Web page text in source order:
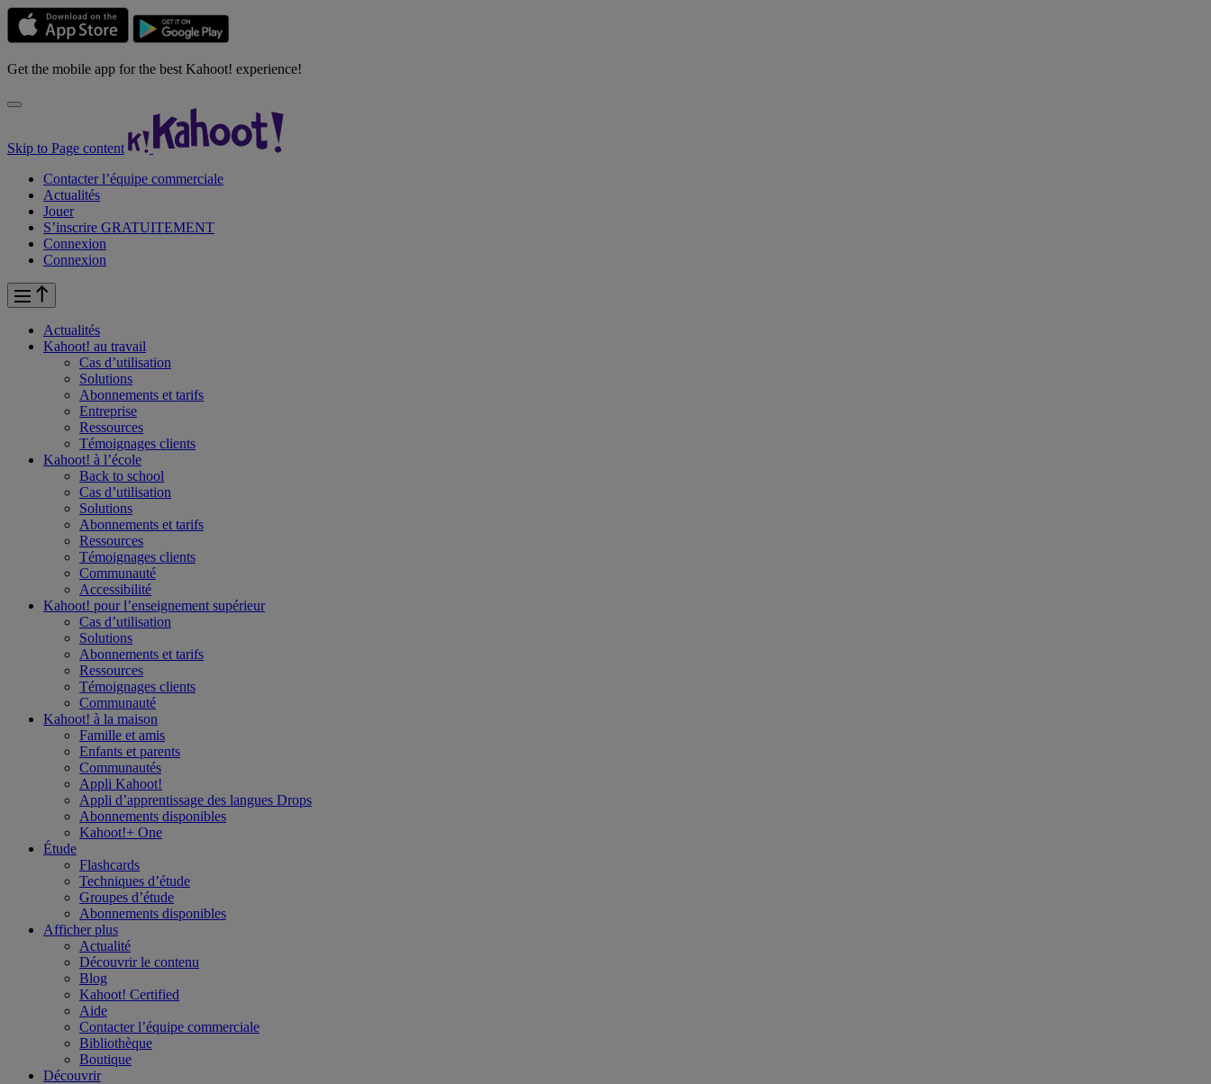
Get the mobile app for the best Kahoot! experience!
Skip to Page content
Contacter l’équipe commerciale
Actualités
Jouer
S’inscrire GRATUITEMENT
Connexion
Connexion
Actualités
Kahoot! au travail
Cas d’utilisation
Solutions
Abonnements et tarifs
Entreprise
Ressources
Témoignages clients
Kahoot! à l’école
Back to school
Cas d’utilisation
Solutions
Abonnements et tarifs
Ressources
Témoignages clients
Communauté
Accessibilité
Kahoot! pour l’enseignement supérieur
Cas d’utilisation
Solutions
Abonnements et tarifs
Ressources
Témoignages clients
Communauté
Kahoot! à la maison
Famille et amis
Enfants et parents
Communautés
Appli Kahoot!
Appli d’apprentissage des langues Drops
Abonnements disponibles
Kahoot!+ One
Étude
Flashcards
Techniques d’étude
Groupes d’étude
Abonnements disponibles
Afficher plus
Actualité
Découvrir le contenu
Blog
Kahoot! Certified
Aide
Contacter l’équipe commerciale
Bibliothèque
Boutique
Découvrir